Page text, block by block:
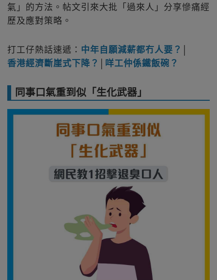
氣」的方法。帖文引來大批「過來人」分享慘痛經
歷及應對策略。
打工仔熱話速遞： 中年自願減薪都冇人要？
香港經濟斷崖式下降？
咩工仲係鐵飯碗？
同事口氣重到似「生化武器」